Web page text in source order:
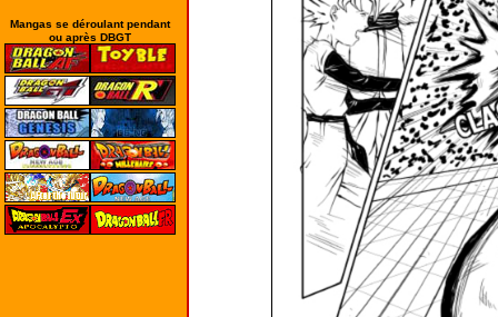
Mangas se déroulant pendant
ou après DBGT